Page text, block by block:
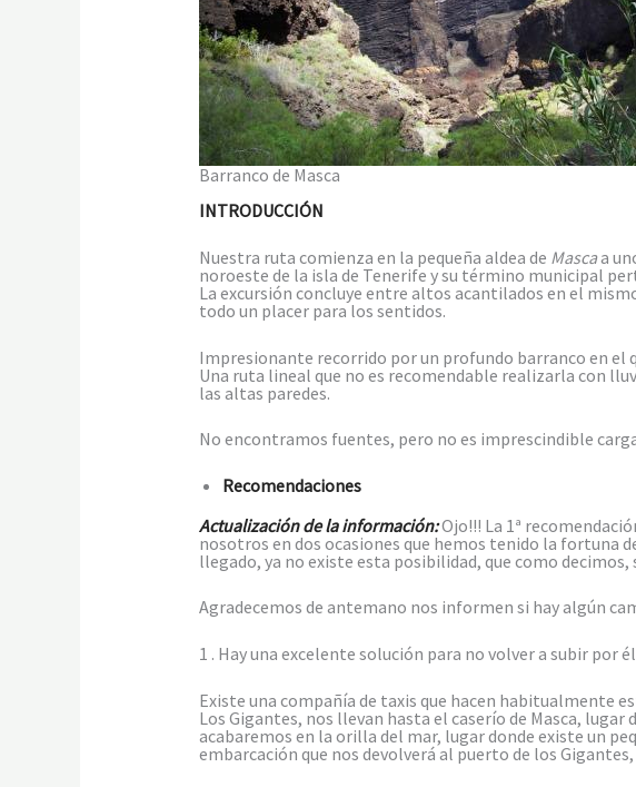
Barranco de Masca
INTRODUCCIÓN
Nuestra ruta comienza en la pequeña aldea de Mascaa
noroeste de la isla de Tenerife y su término municipal
La excursión concluye entre altos acantilados en el
todo un placer para los sentidos.
Impresionante recorrido por un profundo barranco en el
Una ruta lineal que no es recomendable realizarla con
las altas paredes.
No encontramos fuentes, pero no es imprescindible
Recomendaciones
Actualización de la información:Ojo!!! La 1ª
nosotros en dos ocasiones que hemos tenido la fortuna
llegado, ya no existe esta posibilidad, que como
Agradecemos de antemano nos informen si hay algún
1 . Hay una excelente solución para no volver a subir por
Existe una compañía de taxis que hacen habitualmente
Los Gigantes, nos llevan hasta el caserío de Masca,
acabaremos en la orilla del mar, lugar donde existe un
embarcación que nos devolverá al puerto de los